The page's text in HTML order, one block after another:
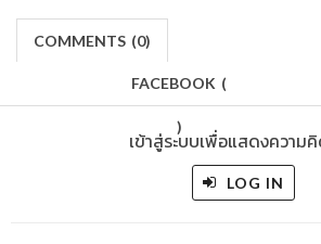
COMMENTS (0)
FACEBOOK (
)
เข้าสู่ระบบเพื่อแสดงความ
LOG IN